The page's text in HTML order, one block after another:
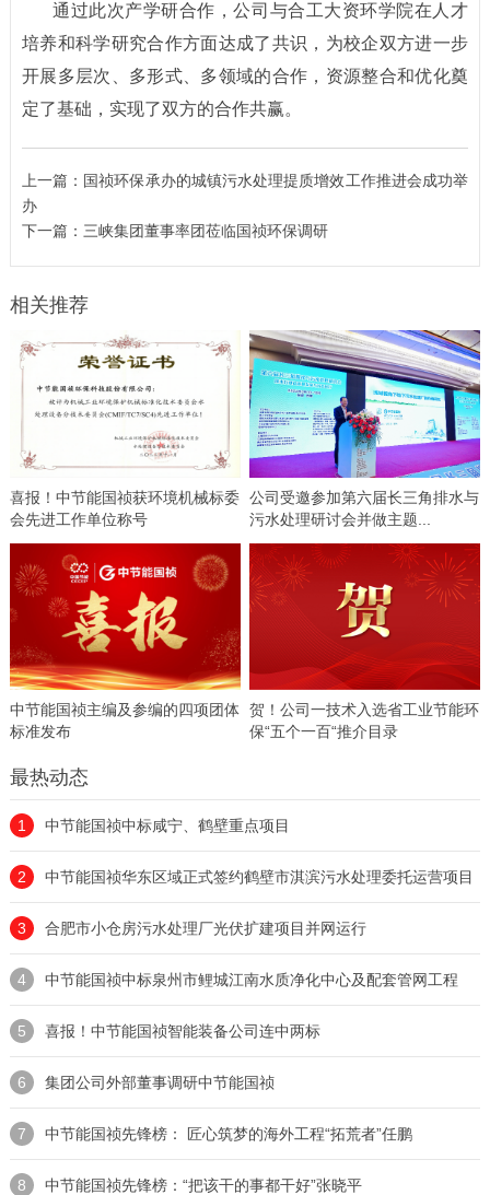
通过此次产学研合作，公司与合工大资环学院在人才
培养和科学研究合作方面达成了共识，为校企双方进一步
开展多层次、多形式、多领域的合作，资源整合和优化奠
定了基础，实现了双方的合作共赢。
上一篇： 国祯环保承办的城镇污水处理提质增效工作推进会成功举
办
下一篇： ​三峡集团董事率团莅临国祯环保调研
相关推荐
喜报！中节能国祯获环境机械标委
会先进工作单位称号
公司受邀参加第六届长三角排水与
污水处理研讨会并做主题...
中节能国祯主编及参编的四项团体
标准发布 ​
贺！公司一技术入选省工业节能环
保“五个一百“推介目录
最热动态
1 中节能国祯中标咸宁、鹤壁重点项目
2 中节能国祯华东区域正式签约鹤壁市淇滨污水处理委托运营项目
3 合肥市小仓房污水处理厂光伏扩建项目并网运行
4 中节能国祯中标泉州市鲤城江南水质净化中心及配套管网工程
5 喜报！中节能国祯智能装备公司连中两标
6 集团公司外部董事调研中节能国祯
7 中节能国祯先锋榜： 匠心筑梦的海外工程“拓荒者”任鹏
8 中节能国祯先锋榜：“把该干的事都干好”张晓平